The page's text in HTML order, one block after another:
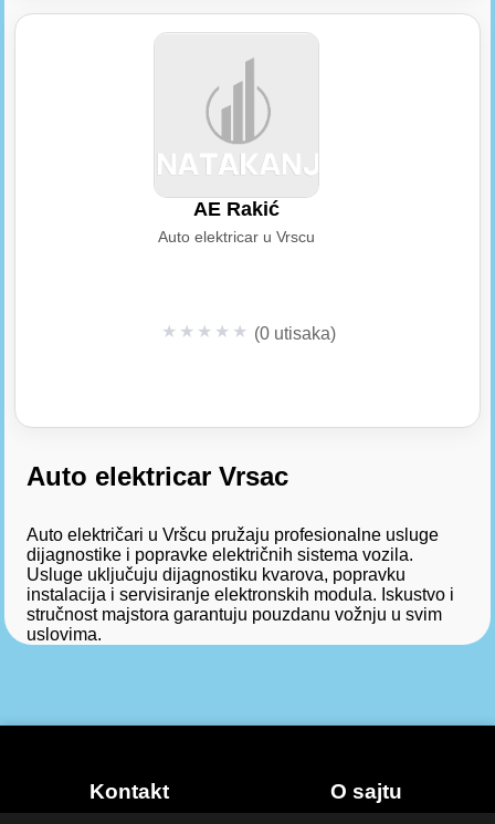
AE Rakić
Auto elektricar u Vrscu
★ ★ ★ ★ ★ (0 utisaka)
Auto elektricar Vrsac
Auto električari u Vršcu pružaju profesionalne usluge
dijagnostike i popravke električnih sistema vozila.
Usluge uključuju dijagnostiku kvarova, popravku
instalacija i servisiranje elektronskih modula. Iskustvo i
stručnost majstora garantuju pouzdanu vožnju u svim
uslovima.
Kontakt O sajtu